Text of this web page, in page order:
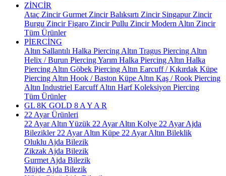
ZİNCİR
Ataç ZincirGurmet ZincirBalıksırtı Zincir Singapur Zincir
Burgu ZincirFigaro ZincirPullu ZincirModern Altın Zincir
Tüm Ürünler
PİERCİNG
Altın Sallantılı Halka Piercing Altın Tragus Piercing Altın
Helix / Burun PiercingYarım Halka Piercing Altın Halka
Piercing Altın Göbek Piercing Altın Earcuff / Kıkırdak Küpe
Piercing Altın Hook / Baston Küpe Altın Kaş / Rook Piercing
Altın Industriel EarcuffAltın Harf Koleksiyon Piercing
Tüm Ürünler
GL 8K GOLD 8 A Y A R
22 Ayar Ürünleri
22 Ayar Altın Yüzük 22 Ayar Altın Kolye 22 Ayar Ajda
Bilezikler 22 Ayar Altın Küpe 22 Ayar Altın Bileklik
Oluklu Ajda Bilezik
Zikzak Ajda Bilezik
Gurmet Ajda Bilezik
Müjde Ajda Bilezik